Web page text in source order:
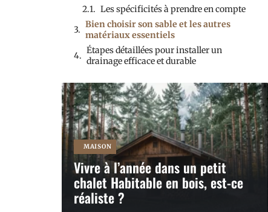
Les spécificités à prendre en compte
Bien choisir son sable et les autres
matériaux essentiels
Étapes détaillées pour installer un
drainage efficace et durable
MAISON
Vivre à l’année dans un petit
chalet Habitable en bois, est-ce
réaliste ?